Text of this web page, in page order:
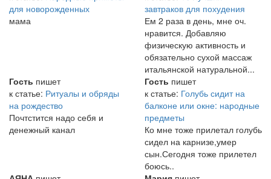
для новорожденных
мама
завтраков для похудения
Ем 2 раза в день, мне оч.
нравится. Добавляю
физическую активность и
обязательно сухой массаж
итальянской натуральной...
Гость пишет
к статье: Ритуалы и обряды
на рождество
Почтстится надо себя и
денежный канал
Гость пишет
к статье: Голубь сидит на
балконе или окне: народные
предметы
Ко мне тоже прилетал голубь
сидел на карнизе,умер
сын.Сегодня тоже прилетел
боюсь..